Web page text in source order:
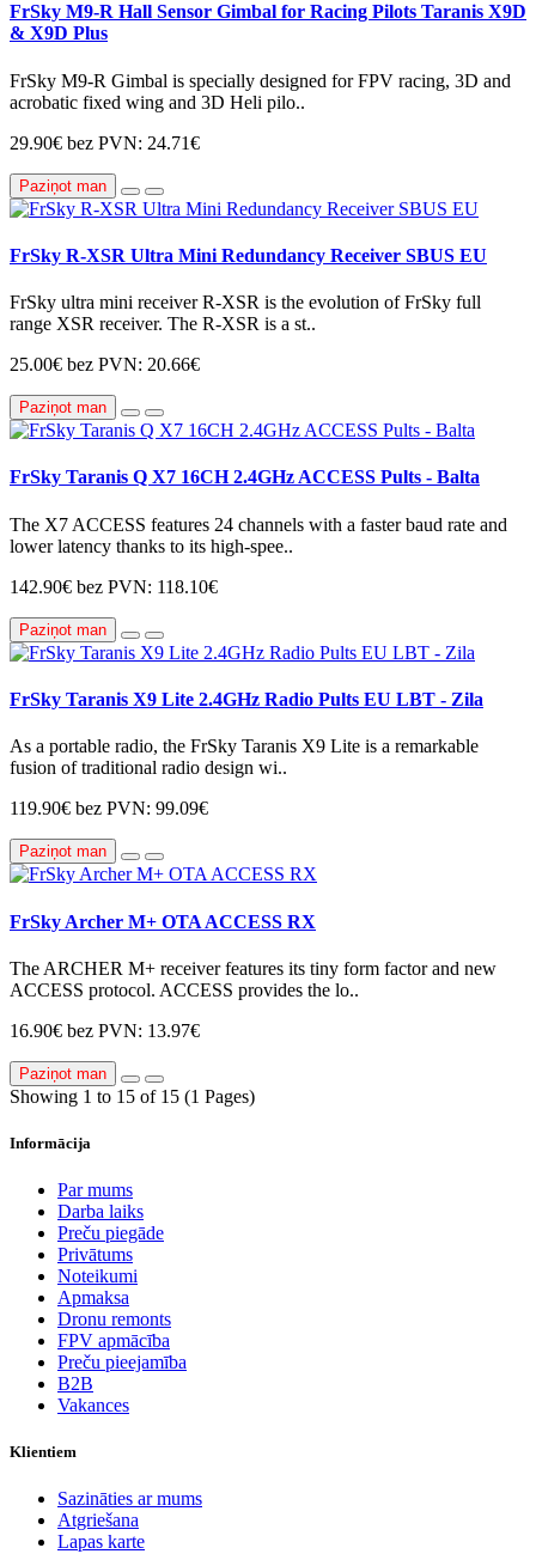
FrSky M9-R Hall Sensor Gimbal for Racing Pilots Taranis X9D
& X9D Plus
FrSky M9-R Gimbal is specially designed for FPV racing, 3D and
acrobatic fixed wing and 3D Heli pilo..
29.90€ bez PVN: 24.71€
Paziņot man
FrSky R-XSR Ultra Mini Redundancy Receiver SBUS EU
FrSky ultra mini receiver R-XSR is the evolution of FrSky full
range XSR receiver. The R-XSR is a st..
25.00€ bez PVN: 20.66€
Paziņot man
FrSky Taranis Q X7 16CH 2.4GHz ACCESS Pults - Balta
The X7 ACCESS features 24 channels with a faster baud rate and
lower latency thanks to its high-spee..
142.90€ bez PVN: 118.10€
Paziņot man
FrSky Taranis X9 Lite 2.4GHz Radio Pults EU LBT - Zila
As a portable radio, the FrSky Taranis X9 Lite is a remarkable
fusion of traditional radio design wi..
119.90€ bez PVN: 99.09€
Paziņot man
FrSky Archer M+ OTA ACCESS RX
The ARCHER M+ receiver features its tiny form factor and new
ACCESS protocol. ACCESS provides the lo..
16.90€ bez PVN: 13.97€
Paziņot man
Showing 1 to 15 of 15 (1 Pages)
Informācija
Par mums
Darba laiks
Preču piegāde
Privātums
Noteikumi
Apmaksa
Dronu remonts
FPV apmācība
Preču pieejamība
B2B
Vakances
Klientiem
Sazināties ar mums
Atgriešana
Lapas karte